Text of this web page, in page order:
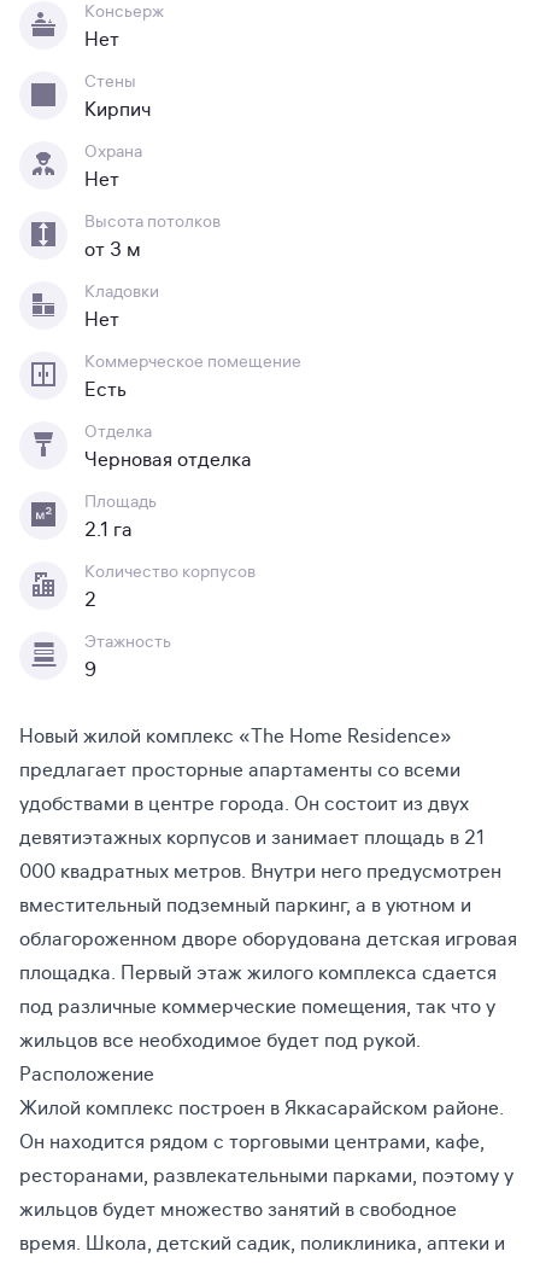
Консьерж
Нет
Стены
Кирпич
Охрана
Нет
Высота потолков
от 3 м
Кладовки
Нет
Коммерческое помещение
Есть
Отделка
Черновая отделка
Площадь
2.1 га
Количество корпусов
2
Этажность
9
Новый жилой комплекс «The Home Residence»
предлагает просторные апартаменты со всеми
удобствами в центре города. Он состоит из двух
девятиэтажных корпусов и занимает площадь в 21
000 квадратных метров. Внутри него предусмотрен
вместительный подземный паркинг, а в уютном и
облагороженном дворе оборудована детская игровая
площадка. Первый этаж жилого комплекса сдается
под различные коммерческие помещения, так что у
жильцов все необходимое будет под рукой.
Расположение
Жилой комплекс построен в Яккасарайском районе.
Он находится рядом с торговыми центрами, кафе,
ресторанами, развлекательными парками, поэтому у
жильцов будет множество занятий в свободное
время. Школа, детский садик, поликлиника, аптеки и